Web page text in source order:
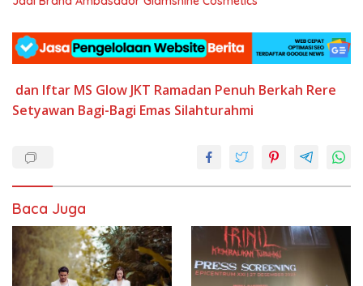
dan Iftar MS Glow JKT Ramadan Penuh Berkah Rere
Setyawan Bagi-Bagi Emas Silahturahmi
Baca Juga